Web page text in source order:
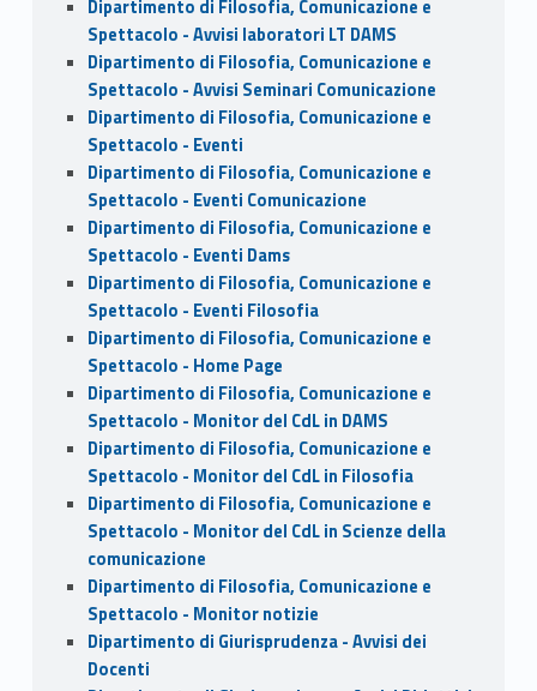
Dipartimento di Filosofia, Comunicazione e
Spettacolo - Avvisi laboratori LT DAMS
Dipartimento di Filosofia, Comunicazione e
Spettacolo - Avvisi Seminari Comunicazione
Dipartimento di Filosofia, Comunicazione e
Spettacolo - Eventi
Dipartimento di Filosofia, Comunicazione e
Spettacolo - Eventi Comunicazione
Dipartimento di Filosofia, Comunicazione e
Spettacolo - Eventi Dams
Dipartimento di Filosofia, Comunicazione e
Spettacolo - Eventi Filosofia
Dipartimento di Filosofia, Comunicazione e
Spettacolo - Home Page
Dipartimento di Filosofia, Comunicazione e
Spettacolo - Monitor del CdL in DAMS
Dipartimento di Filosofia, Comunicazione e
Spettacolo - Monitor del CdL in Filosofia
Dipartimento di Filosofia, Comunicazione e
Spettacolo - Monitor del CdL in Scienze della
comunicazione
Dipartimento di Filosofia, Comunicazione e
Spettacolo - Monitor notizie
Dipartimento di Giurisprudenza - Avvisi dei
Docenti